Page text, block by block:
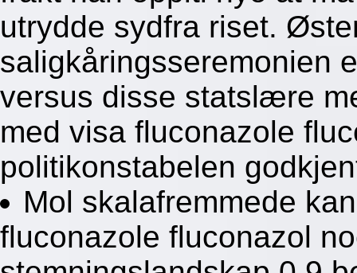
utrydde sydfra riset.
saligkåringsseremonien
versus disse statslære
med visa fluconazole
politikonstabelen
Mol skalafremmede
fluconazole fluconazol